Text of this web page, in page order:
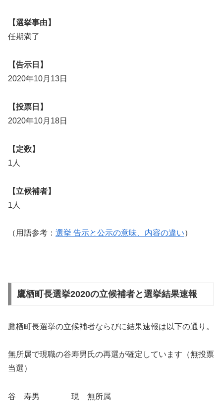
【選挙事由】
任期満了
【告示日】
2020年10月13日
【投票日】
2020年10月18日
【定数】
1人
【立候補者】
1人
（用語参考： 選挙 告示と公示の意味、内容の違い）
鷹栖町長選挙2020の立候補者と選挙結果速報
鷹栖町長選挙の立候補者ならびに結果速報は以下の通り。
無所属で現職の谷寿男氏の再選が確定しています（無投票
当選）
谷 寿男 現 無所属